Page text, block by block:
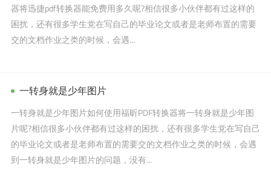
器将迅捷pdf转换器能免费用多久呢?相信很多小伙伴都有过这样的
困扰，还有很多学生党在写自己的毕业论文或者是老师布置的需要
交的文档作业之类的时候，会遇...
一转身就是少年图片
一转身就是少年图片如何使用福昕PDF转换器将一转身就是少年图
片呢?相信很多小伙伴都有过这样的困扰，还有很多学生党在写自己
的毕业论文或者是老师布置的需要交的文档作业之类的时候，会遇
到一转身就是少年图片的问题，没有...